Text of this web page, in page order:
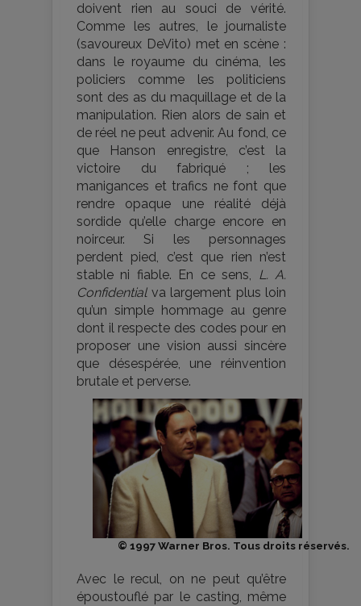
doivent rien au souci de vérité.
Comme les autres, le journaliste
(savoureux DeVito) met en scène :
dans le royaume du cinéma, les
policiers comme les politiciens
sont des as du maquillage et de la
manipulation. Rien alors de sain et
de réel ne peut advenir. Au fond, ce
que Hanson enregistre, c’est la
victoire du fabriqué ; les
manigances et trafics ne font que
rendre opaque une réalité déjà
sordide qu’elle charge encore en
noirceur. Si les personnages
perdent pied, c’est que rien n’est
stable ni fiable. En ce sens, L. A.
Confidentialva largement plus loin
qu’un simple hommage au genre
dont il respecte des codes pour en
proposer une vision aussi sincère
que désespérée, une réinvention
brutale et perverse.
© 1997 Warner Bros. Tous droits réservés.
Avec le recul, on ne peut qu’être
époustouflé par le casting, même